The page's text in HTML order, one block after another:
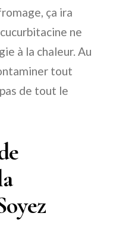
ça ira
ne
à la chaleur. Au
tout
de tout le